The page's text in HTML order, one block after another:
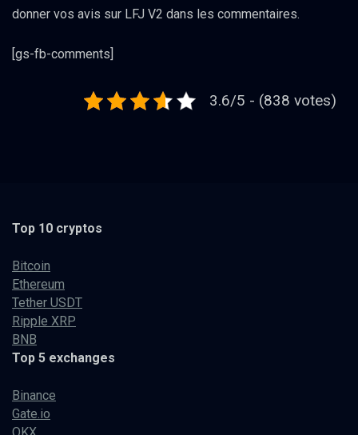
donner vos avis sur LFJ V2 dans les commentaires.
[gs-fb-comments]
3.6/5 - (838 votes)
Top 10 cryptos
Bitcoin
Ethereum
Tether USDT
Ripple XRP
BNB
Top 5 exchanges
Binance
Gate.io